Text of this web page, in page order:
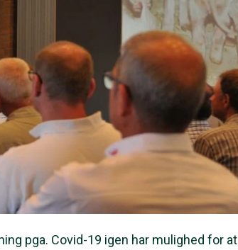
pga. Covid-19 igen har mulighed for at